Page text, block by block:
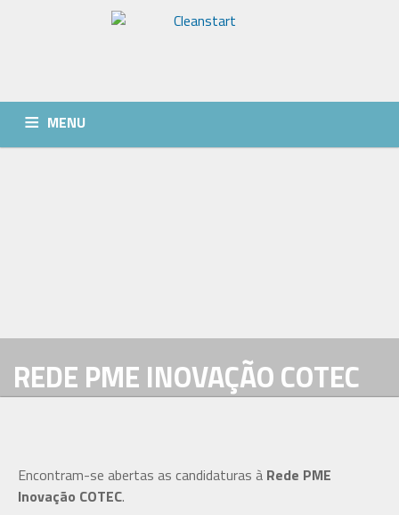
MENU
REDE PME INOVAÇÃO COTEC
Encontram-se abertas as candidaturas à Rede PME
Inovação COTEC.